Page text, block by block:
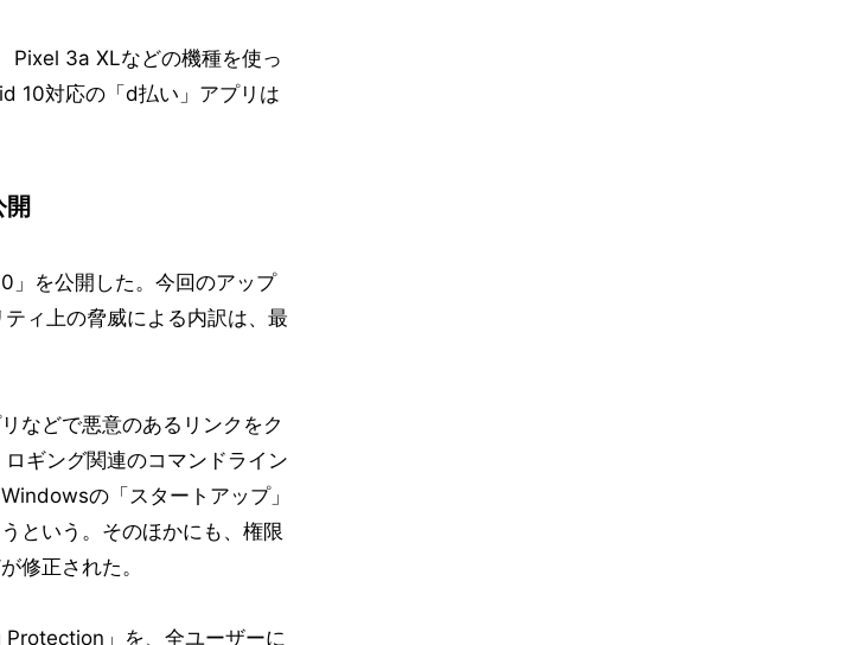
Pixel 3a XLなどの機種を使っ
10対応の「d払い」アプリは
を公開した。今回のアップ
ィ上の脅威による内訳は、最
などで悪意のあるリンクをク
ギング関連のコマンドライン
の「スタートアップ」
という。そのほかにも、権限
修正された。
」を、全ユーザーに